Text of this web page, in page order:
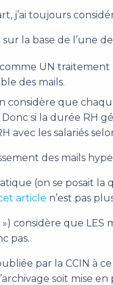
j’ai toujours
la base de l’une
comme UN
des mails.
considère que
si la durée RH
avec les salariés
des mails
(on se posait la
article n’est pas
») considère que
pas.
par la CCIN à
soit mise en